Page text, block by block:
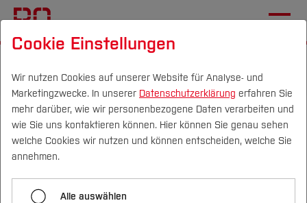
Campus Personen DE|EN Quicklinks
Studium
Mechatronik und Maschinenbau
Team Team
Prof. Dr.-Ing. Ralph Lindken
Lehr-/Fachgebiet:
Strömungsmechanik
Cookie Einstellungen
Wir nutzen Cookies auf unserer Website für Analyse- und
Marketingzwecke. In unserer Datenschutzerklärung erfahren Sie
mehr darüber, wie wir personenbezogene Daten verarbeiten und
wie Sie uns kontaktieren können. Hier können Sie genau sehen
welche Cookies wir nutzen und können entscheiden, welche Sie
annehmen.
Alle auswählen